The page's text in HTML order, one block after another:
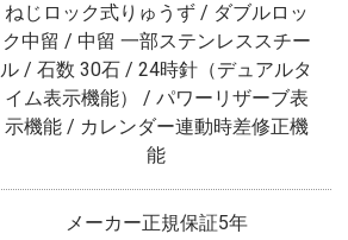
ねじロック式りゅうず / ダブルロッ
ク中留 / 中留 一部ステンレススチー
ル / 石数 30石 / 24時針（デュアルタ
イム表示機能） / パワーリザーブ表
示機能 / カレンダー連動時差修正機
能
メーカー正規保証5年